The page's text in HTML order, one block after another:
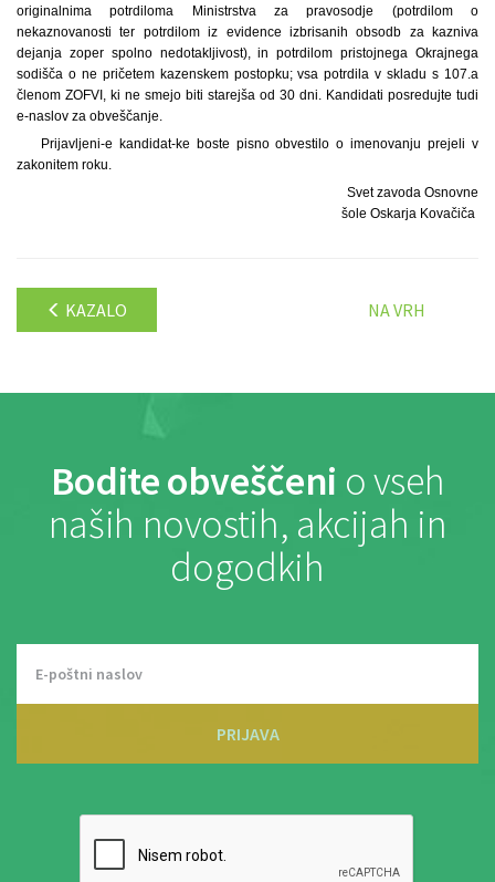
originalnima potrdiloma Ministrstva za pravosodje (potrdilom o
nekaznovanosti ter potrdilom iz evidence izbrisanih obsodb za kazniva
dejanja zoper spolno nedotakljivost), in potrdilom pristojnega Okrajnega
sodišča o ne pričetem kazenskem postopku; vsa potrdila v skladu s 107.a
členom ZOFVI, ki ne smejo biti starejša od 30 dni. Kandidati posredujte tudi
e-naslov za obveščanje.
Prijavljeni-e kandidat-ke boste pisno obvestilo o imenovanju prejeli v
zakonitem roku.
Svet zavoda Osnovne
šole Oskarja Kovačiča
KAZALO NA VRH
Bodite obveščeni o vseh
naših novostih, akcijah in
dogodkih
PRIJAVA